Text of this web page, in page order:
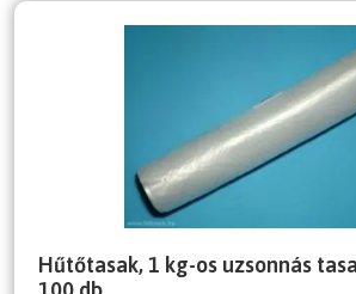
Hűtőtasak, 1 kg-os uzsonnás